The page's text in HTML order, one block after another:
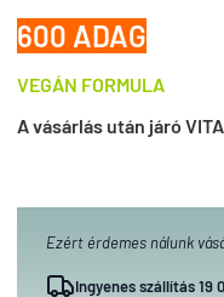
600 ADAG
VEGÁN FORMULA
A vásárlás után járó
Ezért érdemes nálunk
Ingyenes szállítás 19